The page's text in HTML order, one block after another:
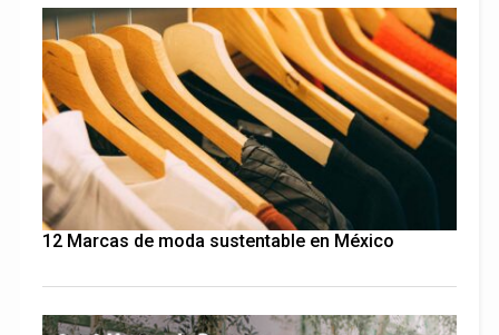
12 Marcas de moda sustentable en México